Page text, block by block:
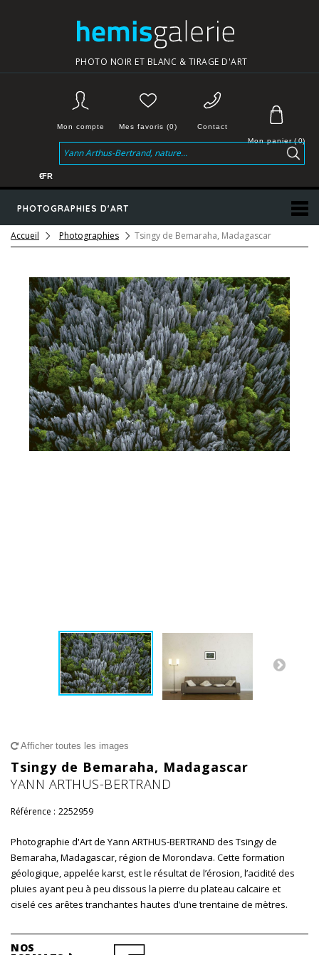
PHOTO NOIR ET BLANC & TIRAGE D'ART
Mon panier( 0)
Contact
Mes favoris (0)
Mon compte
PHOTOGRAPHIES D'ART
€FR
Accueil Photographies Tsingy de Bemaraha, Madagascar
Afficher toutes les images
Tsingy de Bemaraha, Madagascar
YANN ARTHUS-BERTRAND
Référence : 2252959
Photographie d'Art de Yann ARTHUS-BERTRAND des Tsingy de
Bemaraha, Madagascar, région de Morondava. Cette formation
géologique, appelée karst, est le résultat de l’érosion, l’acidité des
pluies ayant peu à peu dissous la pierre du plateau calcaire et
ciselé ces arêtes tranchantes hautes d’une trentaine de mètres.
NOS